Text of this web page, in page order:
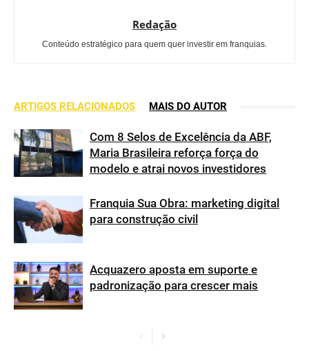
Redação
Conteúdo estratégico para quem quer investir em franquias.
ARTIGOS RELACIONADOS MAIS DO AUTOR
Com 8 Selos de Excelência da ABF,
Maria Brasileira reforça força do
modelo e atrai novos investidores
Franquia Sua Obra: marketing digital
para construção civil
Acquazero aposta em suporte e
padronização para crescer mais